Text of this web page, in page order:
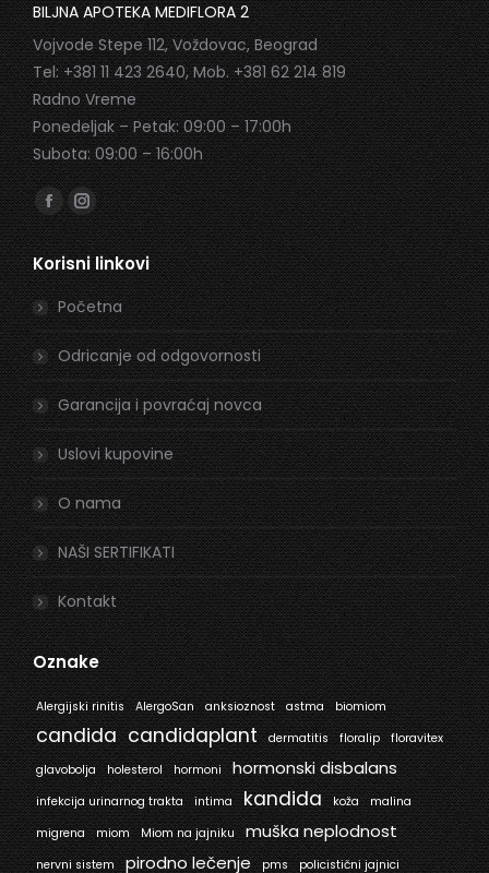
BILJNA APOTEKA MEDIFLORA 2
Vojvode Stepe 112, Voždovac, Beograd
Tel: +381 11 423 2640, Mob. +381 62 214 819
Radno Vreme
Ponedeljak – Petak: 09:00 – 17:00h
Subota: 09:00 – 16:00h
Find us on:
Facebook
page
opens
in
new
window
Instagram
page
opens
in
new
window
Korisni linkovi
Početna
Odricanje od odgovornosti
Garancija i povraćaj novca
Uslovi kupovine
O nama
NAŠI SERTIFIKATI
Kontakt
Oznake
Alergijski rinitis AlergoSan anksioznost astma biomiom
candida candidaplant dermatitis floralip
floravitex
glavobolja
holesterol hormoni hormonski disbalans
infekcija urinarnog trakta intima kandida koža
malina
migrena
miom Miom na jajniku muška neplodnost
nervni sistem pirodno lečenje pms policistični jajnici